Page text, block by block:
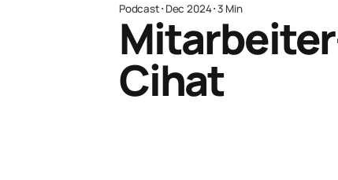
Podcast･Dec 2024･3 Min
Cihat